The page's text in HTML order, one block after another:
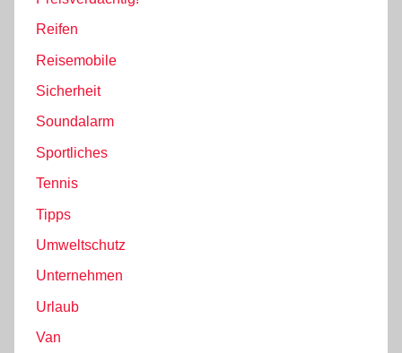
Reifen
Reisemobile
Sicherheit
Soundalarm
Sportliches
Tennis
Tipps
Umweltschutz
Unternehmen
Urlaub
Van